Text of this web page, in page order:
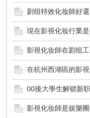
剧组特效化妆師好
現在影視化妆行業
影視化妆師在剧组
在杭州西湖區的影
00後大學生解锁新
影視化妆師是娱樂